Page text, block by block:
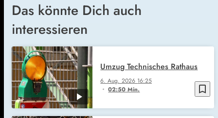
Das könnte Dich auch
interessieren
bookmark_border
6. Aug. 2026 16:25
02:50 Min.
Umzug Technisches Rathaus